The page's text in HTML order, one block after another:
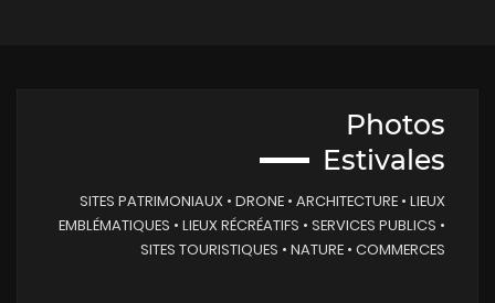
Photos
Estivales
SITES PATRIMONIAUX • DRONE • ARCHITECTURE • LIEUX
EMBLÉMATIQUES • LIEUX RÉCRÉATIFS • SERVICES PUBLICS •
SITES TOURISTIQUES • NATURE • COMMERCES